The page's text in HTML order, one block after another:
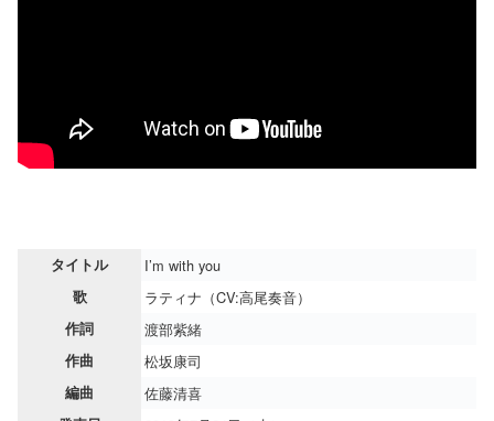
タイトル I’m with you
歌 ラティナ（CV:高尾奏音）
作詞 渡部紫緒
作曲 松坂康司
編曲 佐藤清喜